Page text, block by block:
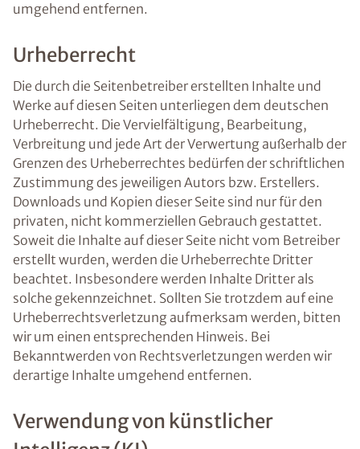
umgehend entfernen.
Urheberrecht
Die durch die Seitenbetreiber erstellten Inhalte und
Werke auf diesen Seiten unterliegen dem deutschen
Urheberrecht. Die Vervielfältigung, Bearbeitung,
Verbreitung und jede Art der Verwertung außerhalb der
Grenzen des Urheberrechtes bedürfen der schriftlichen
Zustimmung des jeweiligen Autors bzw. Erstellers.
Downloads und Kopien dieser Seite sind nur für den
privaten, nicht kommerziellen Gebrauch gestattet.
Soweit die Inhalte auf dieser Seite nicht vom Betreiber
erstellt wurden, werden die Urheberrechte Dritter
beachtet. Insbesondere werden Inhalte Dritter als
solche gekennzeichnet. Sollten Sie trotzdem auf eine
Urheberrechtsverletzung aufmerksam werden, bitten
wir um einen entsprechenden Hinweis. Bei
Bekanntwerden von Rechtsverletzungen werden wir
derartige Inhalte umgehend entfernen.
Verwendung von künstlicher